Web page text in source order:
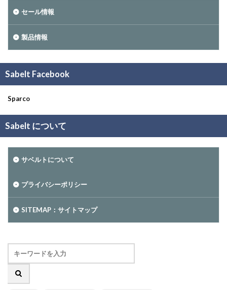
セール情報
製品情報
Sabelt Facebook
Sparco
Sabelt について
サベルトについて
プライバシーポリシー
SITEMAP：サイトマップ